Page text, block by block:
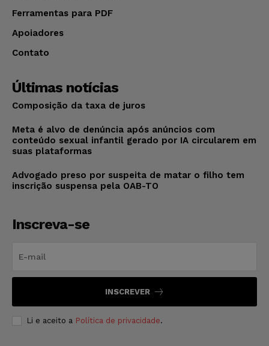
Ferramentas para PDF
Apoiadores
Contato
Últimas notícias
Composição da taxa de juros
Meta é alvo de denúncia após anúncios com
conteúdo sexual infantil gerado por IA circularem em
suas plataformas
Advogado preso por suspeita de matar o filho tem
inscrição suspensa pela OAB-TO
Inscreva-se
INSCREVER
Li e aceito a Política de privacidade.